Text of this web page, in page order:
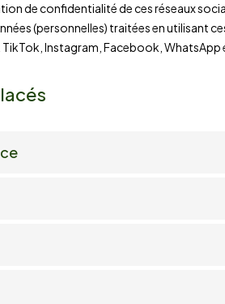
de confidentialité de ces réseaux
(personnelles) traitées en utilisant
Instagram, Facebook, WhatsApp